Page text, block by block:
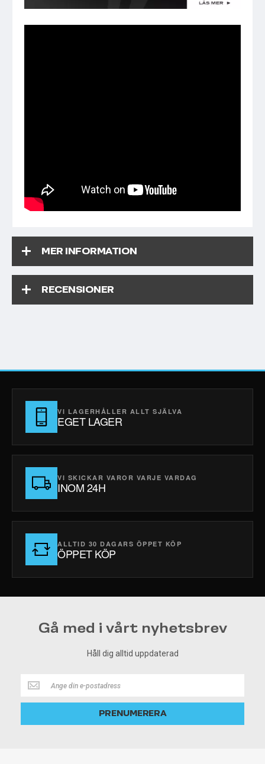
MER INFORMATION
RECENSIONER
VI LAGERHÅLLER ALLT SJÄLVA
EGET LAGER
VI SKICKAR VAROR VARJE VARDAG
INOM 24H
ALLTID 30 DAGARS ÖPPET KÖP
ÖPPET KÖP
Gå med i vårt nyhetsbrev
Håll dig alltid uppdaterad
Håll
dig
alltid
PRENUMERERA